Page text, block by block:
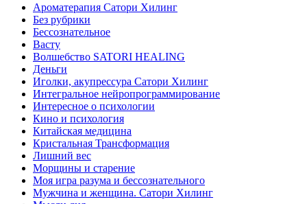
Ароматерапия Сатори Хилинг
Без рубрики
Бессознательное
Васту
Волшебство SATORI HEALING
Деньги
Иголки, акупрессура Сатори Хилинг
Интегральное нейропрограммирование
Интересное о психологии
Кино и психология
Китайская медицина
Кристальная Трансформация
Лишний вес
Морщины и старение
Моя игра разума и бессознательного
Мужчина и женщина. Сатори Хилинг